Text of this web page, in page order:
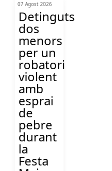
07 Agost 2026
Detinguts
dos
menors
per un
robatori
violent
amb
esprai
de
pebre
durant
la
Festa